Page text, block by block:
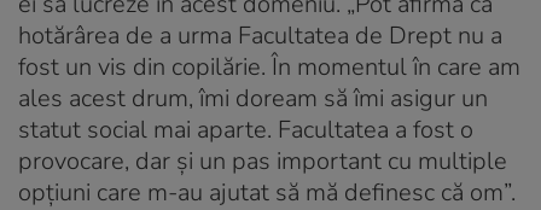
hotărârea de a urma Facultatea de Drept nu a
fost un vis din copilărie. În momentul în care am
ales acest drum, îmi doream să îmi asigur un
statut social mai aparte. Facultatea a fost o
provocare, dar și un pas important cu multiple
opțiuni care m-au ajutat să mă definesc că om”.